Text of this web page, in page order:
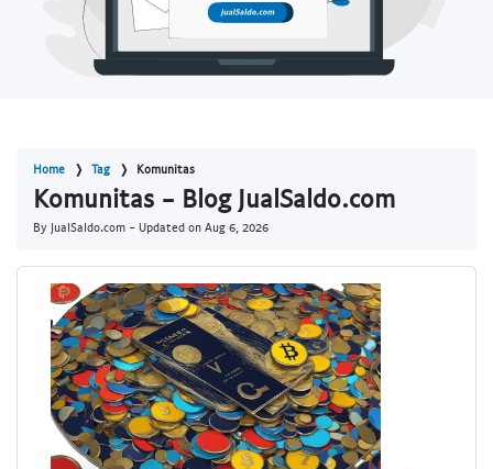
Home Tag Komunitas
Komunitas - Blog JualSaldo.com
By JualSaldo.com - Updated on Aug 6, 2026